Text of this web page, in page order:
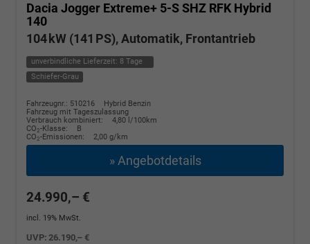
Dacia Jogger Extreme+ 5-S SHZ RFK Hybrid
140
104 kW (141 PS), Automatik, Frontantrieb
unverbindliche Lieferzeit: 8 Tage
Schiefer-Grau
Fahrzeugnr.: 510216
Hybrid Benzin
Fahrzeug mit Tageszulassung
Verbrauch kombiniert:
4,80 l/100km
CO2-Klasse:
B
CO2-Emissionen: 2,00 g/km
» Angebotdetails
24.990,– €
incl. 19% MwSt.
UVP:26.190,– €